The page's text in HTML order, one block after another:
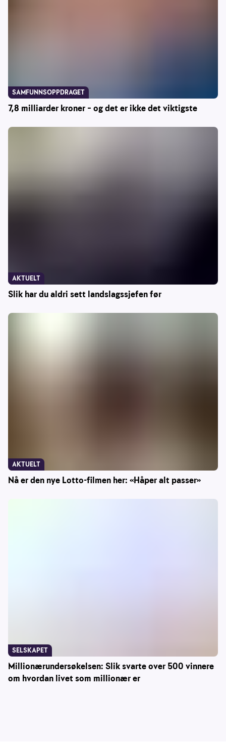
7,8 milliarder kroner – og det er ikke det viktigste
SAMFUNNSOPPDRAGET
Slik har du aldri sett landslagssjefen før
AKTUELT
Nå er den nye Lotto-filmen her: «Håper alt passer»
AKTUELT
Millionærundersøkelsen: Slik svarte over 500 vinnere
om hvordan livet som millionær er
SELSKAPET